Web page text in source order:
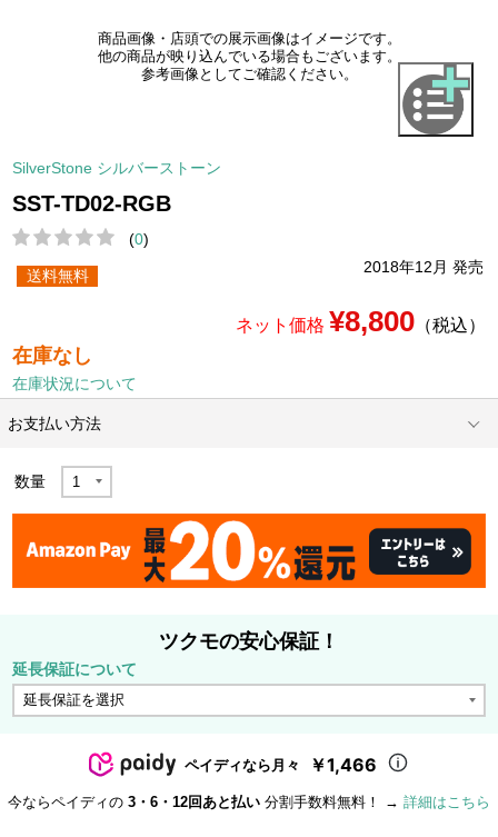
商品画像・店頭での展示画像はイメージです。
他の商品が映り込んでいる場合もございます。
参考画像としてご確認ください。
SilverStone シルバーストーン
SST-TD02-RGB
(0)
2018年12月 発売
送料無料
ネット価格 ¥8,800（税込）
在庫なし
在庫状況について
お支払い方法
数量
ツクモの安心保証！
延長保証について
ペイディなら月々 ￥1,466
今ならペイディの 3・6・12回あと払い 分割手数料無料！ → 詳細はこちら